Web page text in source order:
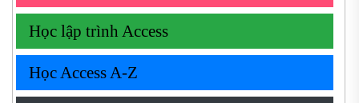
Học lập trình Access
Học Access A-Z